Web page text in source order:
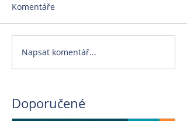
Komentáře
Napsat komentář...
Doporučené